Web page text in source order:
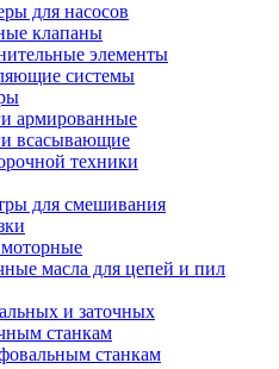
для насосов
клапаны
элементы
системы
армированные
всасывающие
техники
для смешивания
масла для цепей и пил
и заточных
станкам
станкам